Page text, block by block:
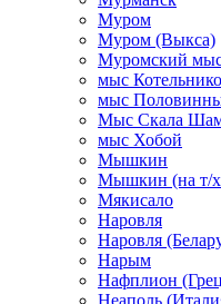
Муром
Муром (Выкса)
Муромский
мыс
мыс
Мыс Скала
мыс Хобой
Мышкин
Мышкин (на т/
Мякисало
Наровля
Наровля
Нарым
Нафплион
Неаполь